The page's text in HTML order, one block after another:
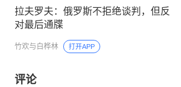
拉夫罗夫：俄罗斯不拒绝谈判，但反
对最后通牒
竹欢与白桦林 打开APP
评论